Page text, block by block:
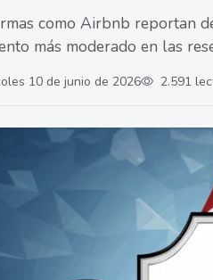
como Airbnb reportan
más moderado en las
10 de junio de 2026 2.591